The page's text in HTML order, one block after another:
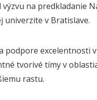
na predkladanie
univerzite v Bratislave.
podpore excelentnosti
tvorivé tímy v
rastu.